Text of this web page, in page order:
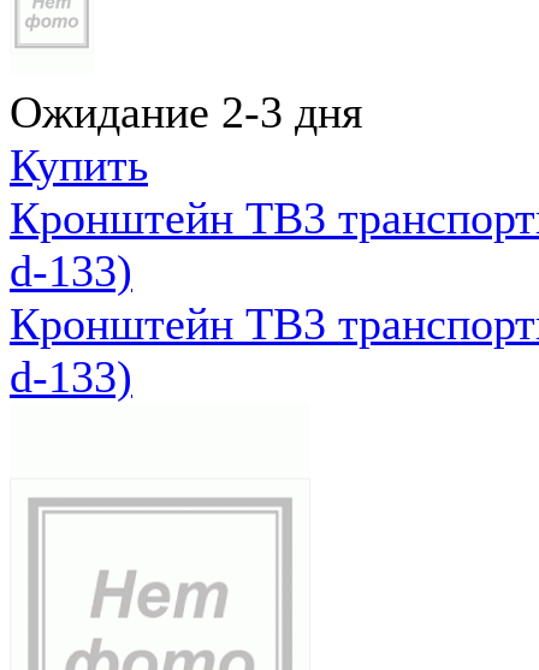
Ожидание 2-3 дня
Купить
Кронштейн ТВ3
d-133)
Кронштейн ТВ3
d-133)